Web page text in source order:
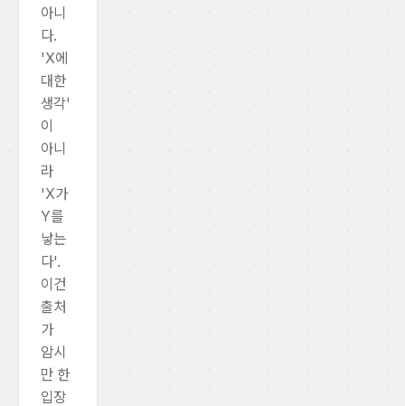
아니
다.
'X에
대한
생각'
이
아니
라
'X가
Y를
낳는
다'.
이건
출처
가
암시
만 한
입장